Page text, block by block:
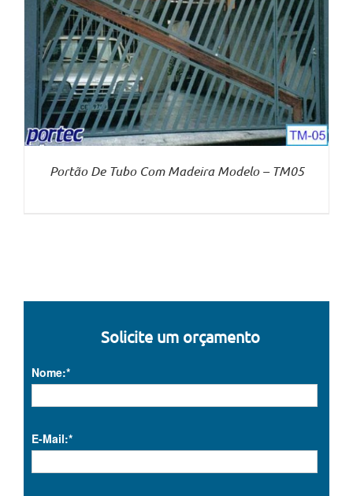
Portão De Tubo Com Madeira Modelo – TM05
Solicite um orçamento
Nome:*
E-Mail:*